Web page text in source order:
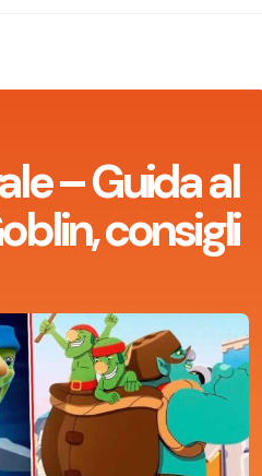
– Guida al
consigli